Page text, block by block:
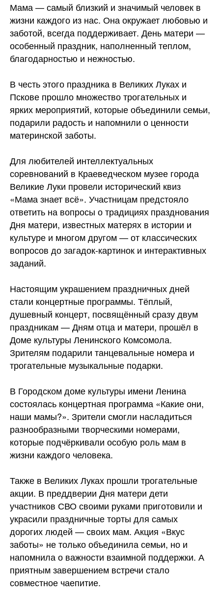
Мама — самый близкий и значимый человек в
жизни каждого из нас. Она окружает любовью и
заботой, всегда поддерживает. День матери —
особенный праздник, наполненный теплом,
благодарностью и нежностью.
В честь этого праздника в Великих Луках и
Пскове прошло множество трогательных и
ярких мероприятий, которые объединили семьи,
подарили радость и напомнили о ценности
материнской заботы.
Для любителей интеллектуальных
соревнований в Краеведческом музее города
Великие Луки провели исторический квиз
«Мама знает всё». Участницам предстояло
ответить на вопросы о традициях празднования
Дня матери, известных матерях в истории и
культуре и многом другом — от классических
вопросов до загадок-картинок и интерактивных
заданий.
Настоящим украшением праздничных дней
стали концертные программы. Тёплый,
душевный концерт, посвящённый сразу двум
праздникам — Дням отца и матери, прошёл в
Доме культуры Ленинского Комсомола.
Зрителям подарили танцевальные номера и
трогательные музыкальные подарки.
В Городском доме культуры имени Ленина
состоялась концертная программа «Какие они,
наши мамы?». Зрители смогли насладиться
разнообразными творческими номерами,
которые подчёркивали особую роль мам в
жизни каждого человека.
Также в Великих Луках прошли трогательные
акции. В преддверии Дня матери дети
участников СВО своими руками приготовили и
украсили праздничные торты для самых
дорогих людей — своих мам. Акция «Вкус
заботы» не только объединила семьи, но и
напомнила о важности взаимной поддержки. А
приятным завершением встречи стало
совместное чаепитие.